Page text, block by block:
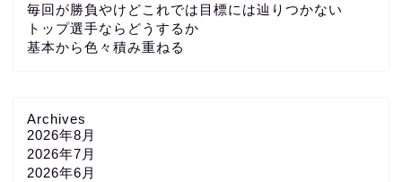
毎回が勝負やけどこれでは目標には辿りつかない
トップ選手ならどうするか
基本から色々積み重ねる
Archives
2026年8月
2026年7月
2026年6月